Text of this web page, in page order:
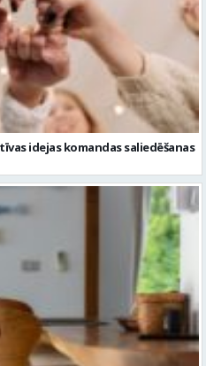
idejas komandas saliedēšanas
bāra zonu